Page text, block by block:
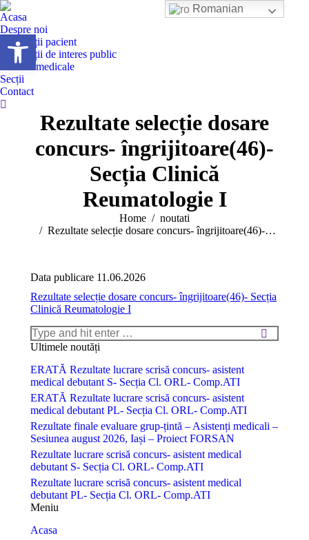
Deschide bara de unelte
Acasa
Despre noi
Informații pacient
Informații de interes public
Servicii medicale
Secții
Contact
Search:
Rezultate selecție dosare
concurs- îngrijitoare(46)-
Secția Clinică
Reumatologie I
Home
noutati
Rezultate selecție dosare concurs- îngrijitoare(46)-…
Data publicare 11.06.2026
Rezultate selecție dosare concurs- îngrijitoare(46)- Secția
Clinică Reumatologie I
Search:
Ultimele noutăți
ERATĂ Rezultate lucrare scrisă concurs- asistent
medical debutant S- Secția Cl. ORL- Comp.ATI
ERATĂ Rezultate lucrare scrisă concurs- asistent
medical debutant PL- Secția Cl. ORL- Comp.ATI
Rezultate finale evaluare grup-țintă – Asistenți medicali –
Sesiunea august 2026, Iași – Proiect FORSAN
Rezultate lucrare scrisă concurs- asistent medical
debutant S- Secția Cl. ORL- Comp.ATI
Rezultate lucrare scrisă concurs- asistent medical
debutant PL- Secția Cl. ORL- Comp.ATI
Meniu
Acasa
Romanian